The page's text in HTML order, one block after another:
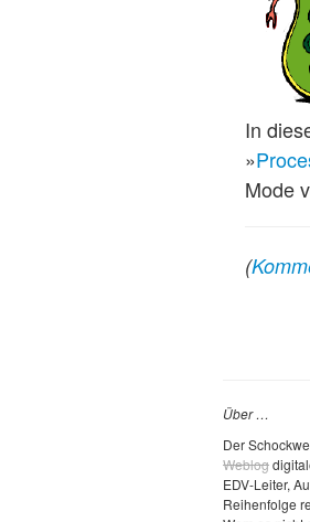
In
»
Mode
(
Über …
Der
Weblog
EDV-Leiter,
Reihenfolge